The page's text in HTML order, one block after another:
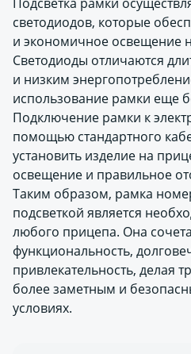
светодиодов, которые
и экономичное освещение
Светодиоды отличаются
и низким
использование рамки еще
Подключение рамки к
помощью стандартного
установить изделие на
освещение и правильное
Таким образом, рамка
подсветкой является
любого прицепа. Она
функциональность,
привлекательность, делая
более заметным и
условиях.